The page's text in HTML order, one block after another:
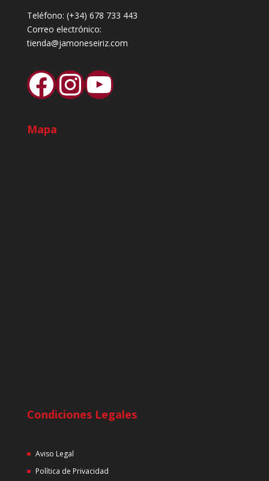
Teléfono: (+34) 678 733 443
Correo electrónico:
tienda@jamoneseiriz.com
Facebook
Instagram
YouTube
Mapa
Condiciones Legales
Aviso Legal
Política de Privacidad